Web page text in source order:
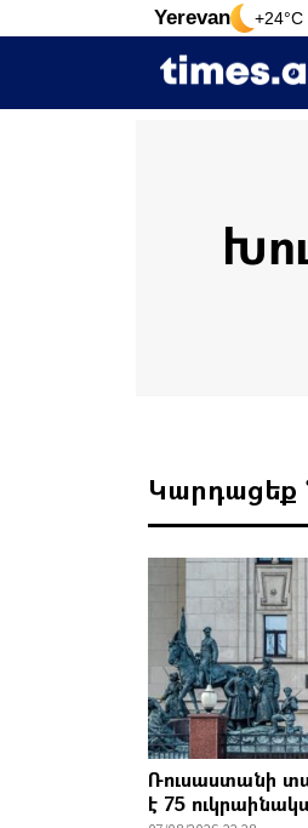
Yerevan +24°C
Կարդացեք
Ռուսաստանի
է 75